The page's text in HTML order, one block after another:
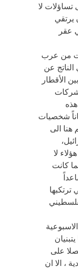
تساؤلات لا
يرتقي
عقر
من عرب
عن
الأقطار
شخصيات
هنا الى
لا
كانت
ترتكبها
على
، الا ان